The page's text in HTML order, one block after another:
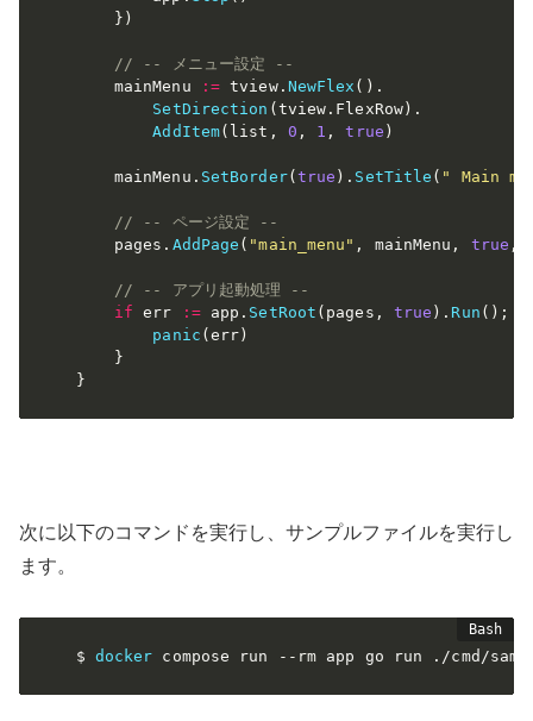
} )
// -- メニュー設定 --
    mainMenu
:= tview. NewFlex ( ) .
SetDirection ( tview . FlexRow) .
AddItem( list , 0 , 1 , true )
    mainMenu
. SetBorder( true ) . SetTitle ( " Main
// -- ページ設定 --
    pages
. AddPage ( "main_menu" , mainMenu , true ,
// -- アプリ起動処理 --
if err := app . SetRoot ( pages , true ) . Run ( ) ;
panic ( err )
}
}
次に以下のコマンドを実行し、サンプルファイルを実行し
ます。
$ docker compose run --rm app go run ./cmd/